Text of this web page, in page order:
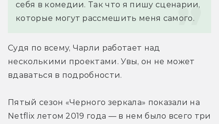
себя в комедии. Так что я пишу сценарии,
которые могут рассмешить меня самого.
Судя по всему, Чарли работает над
несколькими проектами. Увы, он не может
вдаваться в подробности.
Пятый сезон «Черного зеркала» показали на
Netflix летом 2019 года — в нем было всего три